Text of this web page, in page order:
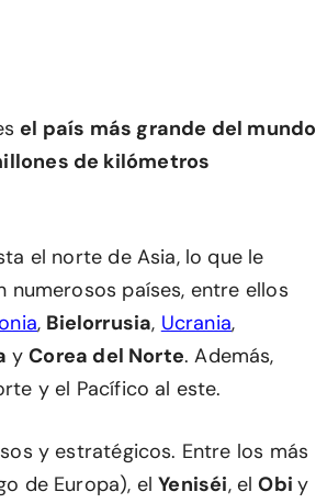
el país más grande del mundo
de kilómetros
el norte de Asia, lo que le
países, entre ellos
, Bielorrusia, Ucrania,
yCorea del Norte. Además,
y el Pacífico al este.
y estratégicos. Entre los más
de Europa), elYeniséi, elObiy